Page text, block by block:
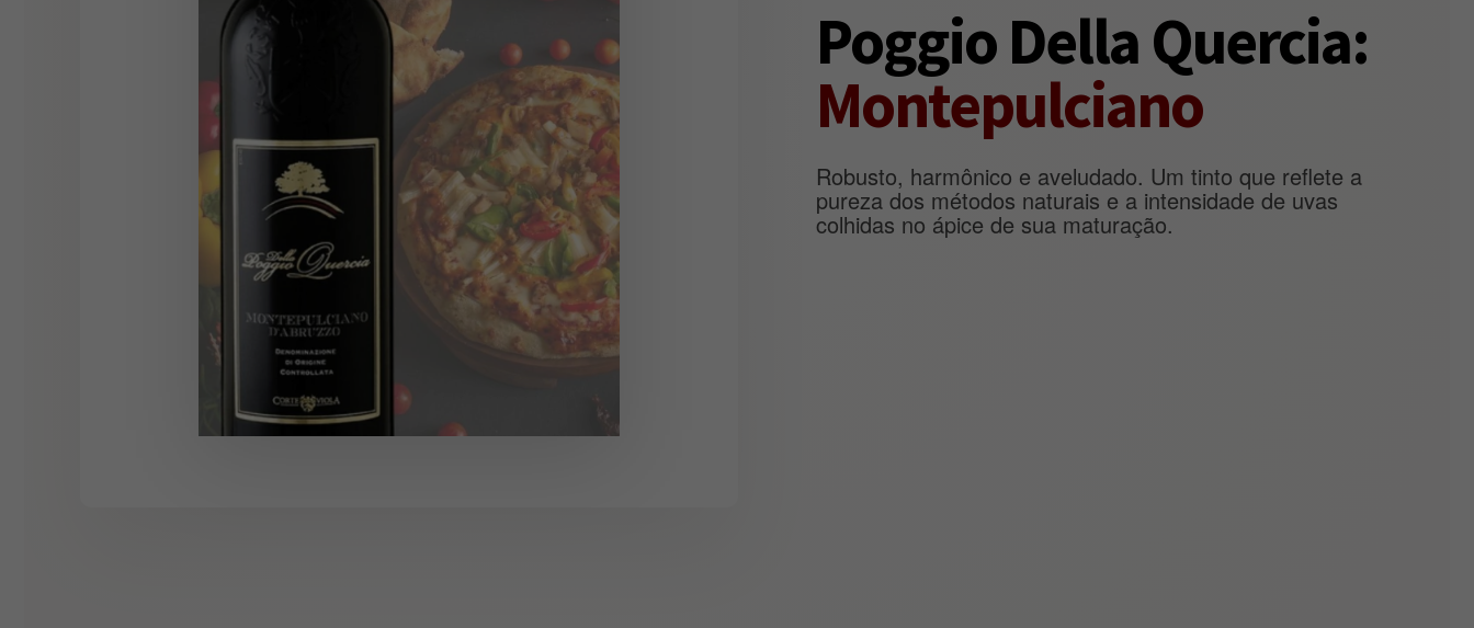
Poggio Della Quercia:
Montepulciano
Robusto, harmônico e aveludado. Um tinto que reflete a
pureza dos métodos naturais e a intensidade de uvas
colhidas no ápice de sua maturação.